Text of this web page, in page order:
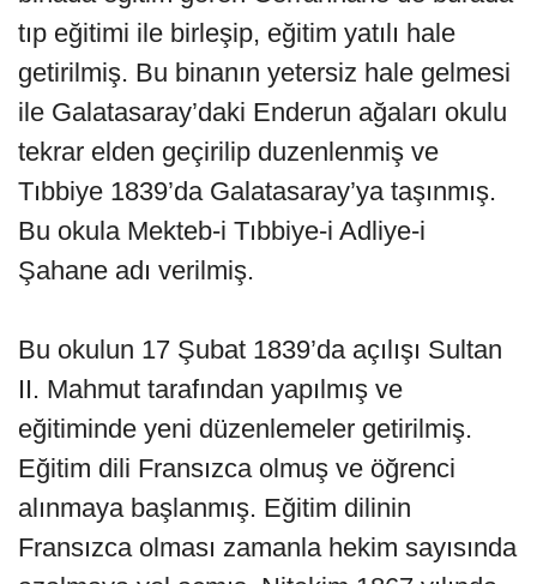
tıp eğitimi ile birleşip, eğitim yatılı hale
getirilmiş. Bu binanın yetersiz hale gelmesi
ile Galatasaray’daki Enderun ağaları okulu
tekrar elden geçirilip duzenlenmiş ve
Tıbbiye 1839’da Galatasaray’ya taşınmış.
Bu okula Mekteb-i Tıbbiye-i Adliye-i
Şahane adı verilmiş.
Bu okulun 17 Şubat 1839’da açılışı Sultan
II. Mahmut tarafından yapılmış ve
eğitiminde yeni düzenlemeler getirilmiş.
Eğitim dili Fransızca olmuş ve öğrenci
alınmaya başlanmış. Eğitim dilinin
Fransızca olması zamanla hekim sayısında